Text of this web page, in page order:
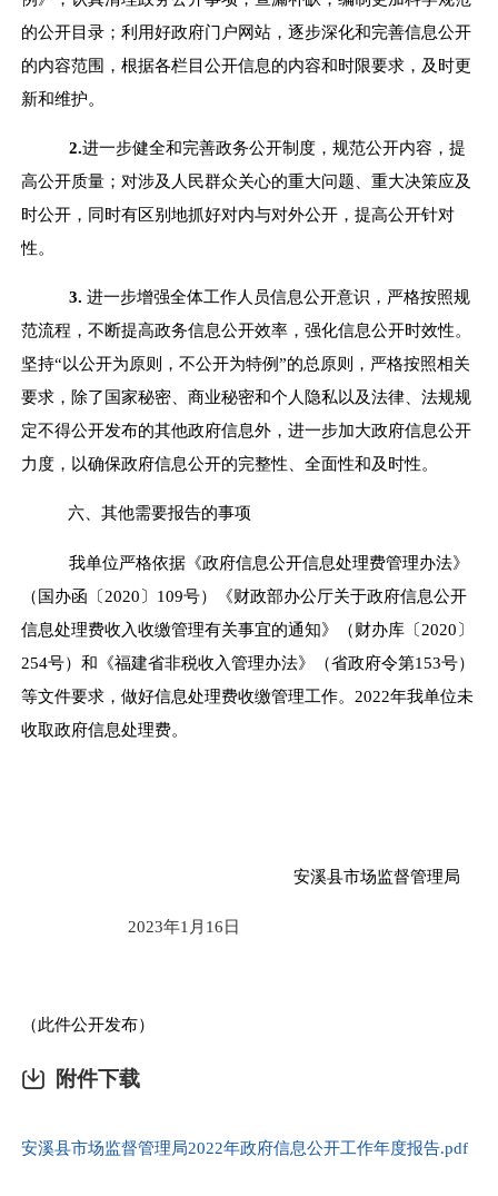
的公开目录；利用好政府门户网站，逐步深化和完善信息公开
的内容范围，根据各栏目公开信息的内容和时限要求，及时更
新和维护。
2.进一步健全和完善政务公开制度，规范公开内容，提
高公开质量；对涉及人民群众关心的重大问题、重大决策应及
时公开，同时有区别地抓好对内与对外公开，提高公开针对
性。
3. 进一步增强全体工作人员信息公开意识，严格按照规
范流程，不断提高政务信息公开效率，强化信息公开时效性。
坚持“以公开为原则，不公开为特例”的总原则，严格按照相关
要求，除了国家秘密、商业秘密和个人隐私以及法律、法规规
定不得公开发布的其他政府信息外，进一步加大政府信息公开
力度，以确保政府信息公开的完整性、全面性和及时性。
六、其他需要报告的事项
我单位严格依据《政府信息公开信息处理费管理办法》
（国办函〔2020〕 109号）《财政部办公厅关于政府信息公开
信息处理费收入收缴管理有关事宜的通知》（财办库〔2020〕
254号）和《福建省非税收入管理办法》（省政府令第153号）
等文件要求，做好信息处理费收缴管理工作。 2022年我单位未
收取政府信息处理费。
安溪县市场监督管理局
2023年1 月 16日
（此件公开发布）
附件下载
安溪县市场监督管理局2022年政府信息公开工作年度报告.pdf